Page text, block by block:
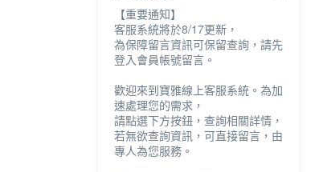
【重要通知】
客服系統將於8/17更新，
為保障留言資訊可保留查詢，請先
登入會員帳號留言。
歡迎來到寶雅線上客服系統。為加
速處理您的需求，
請點選下方按鈕，查詢相關詳情，
若無欲查詢資訊，可直接留言，由
專人為您服務。